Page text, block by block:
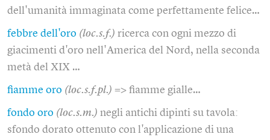
dell'umanità immaginata come perfettamente felice…
febbre dell'oro (loc.s.f.) ricerca con ogni mezzo di
giacimenti d'oro nell'America del Nord, nella seconda
metà del XIX …
fiamme oro (loc.s.f.pl.) => fiamme gialle…
fondo oro (loc.s.m.) negli antichi dipinti su tavola:
sfondo dorato ottenuto con l'applicazione di una